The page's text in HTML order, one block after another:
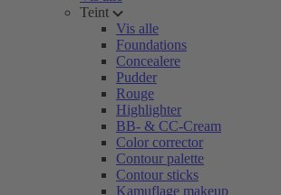
Teint
Vis alle
Foundations
Concealere
Pudder
Rouge
Highlighter
BB- & CC-Cream
Color corrector
Contour palette
Contour sticks
Kamuflage makeup